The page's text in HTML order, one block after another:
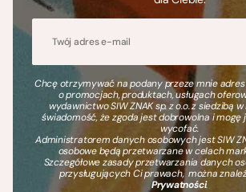
Chcę otrzymywać na podany przeze mnie
o promocjach, produktach, usługach
wydawnictwo SIW ZNAK sp. z o.o. z siedzibą
świadomość, że zgoda jest dobrowolna i mogę
wycofać.
Administratorem danych osobowych jest SIW
osobowe będą przetwarzane w celach
Szczegółowe zasady przetwarzania danych
przysługujących Ci prawach, można
Prywatności.